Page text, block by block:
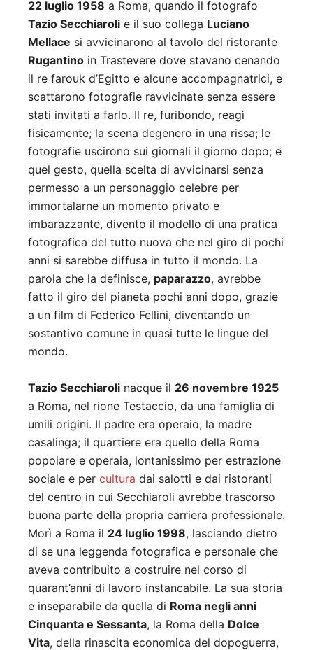
22 luglio 1958 a Roma, quando il fotografo
Tazio Secchiaroli e il suo collega Luciano
Mellace si avvicinarono al tavolo del ristorante
Rugantino in Trastevere dove stavano cenando
il re farouk d’Egitto e alcune accompagnatrici, e
scattarono fotografie ravvicinate senza essere
stati invitati a farlo. Il re, furibondo, reagì
fisicamente; la scena degenero in una rissa; le
fotografie uscirono sui giornali il giorno dopo; e
quel gesto, quella scelta di avvicinarsi senza
permesso a un personaggio celebre per
immortalarne un momento privato e
imbarazzante, divento il modello di una pratica
fotografica del tutto nuova che nel giro di pochi
anni si sarebbe diffusa in tutto il mondo. La
parola che la definisce, paparazzo, avrebbe
fatto il giro del pianeta pochi anni dopo, grazie
a un film di Federico Fellini, diventando un
sostantivo comune in quasi tutte le lingue del
mondo.
Tazio Secchiaroli nacque il 26 novembre 1925
a Roma, nel rione Testaccio, da una famiglia di
umili origini. Il padre era operaio, la madre
casalinga; il quartiere era quello della Roma
popolare e operaia, lontanissimo per estrazione
sociale e per cultura dai salotti e dai ristoranti
del centro in cui Secchiaroli avrebbe trascorso
buona parte della propria carriera professionale.
Morì a Roma il 24 luglio 1998, lasciando dietro
di se una leggenda fotografica e personale che
aveva contribuito a costruire nel corso di
quarant’anni di lavoro instancabile. La sua storia
e inseparabile da quella di Roma negli anni
Cinquanta e Sessanta, la Roma della Dolce
Vita, della rinascita economica del dopoguerra,